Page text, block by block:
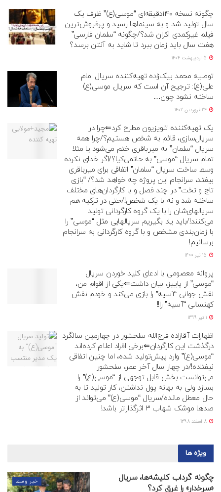
چگونه نسخه ۱۴۰دقیقه‌ای “موسی(ع)” ظرف یک
سال تولید شد و به سینماها رسید و پرفروش‌ترین
فیلم غیرکمدی اکران شد؟/چگونه “سلمان فارسی”
هفت سال باید زمان ببرد تا شاید به آنتن برسد؟
توصیه محمد بیک‌زاده تهیه‌کننده سریال امام
علی(ع): ترجیح آن است که سریال موسی(ع)
ساخته نشود چون…
یک تهیه‌کننده تلویزیون مطرح کرد⇐چرا در
سریال‌سازی، قائم به شخص هستیم؟/چرا همه
سریال “سلمان” به میرباقری ختم می‌شود یا مثلا
تمام سریال “موسی” به حاتمی‌کیا؟/اگر خدای نکرده
وسط ساخت سریال “سلمان” اتفاقی برای میرباقری
بیفتد، سرانجام این پروژه چه خواهد شد؟/ “بازی
تاج و تخت” در چند فصل و با کارگردان‌های مختلف
ساخته شد و نه با یک شخص!/حتی در ترکیه هم
سریالهای‌شان را با یک گروه کارگردانی تولید
می‌کنند!/باید یاد بگیریم سریالهایی مثل “موسی” را
با زمان‌بندی مشخص و با گروه کارگردانی به سرانجام
برسانیم!
پروانه معصومی با ادعای کلید خوردن سریال
“موسی” از پاییز، بیان داشت⇐یکی از اقوام من،
نقش جوانی “آسیه” را بازی می‌کند و خودم نقش
کهنسالی “آسیه” را!!
اظهارات آقازاده فرج‌الله سلحشور در چهارمین سالگرد
درگذشت این کارگردان⇐برخی افراد اعلام کرده‌اند
“موسی(ع)” وارد پیش‌تولید شده، اما چنین اتفاقی
نیفتاده!/در چهار سال آخر عمر، سلحشور
می‌توانست بخش قابل توجهی از “موسی(ع)” را
بسازد ولی به بهانه پول نداشتن، کار تولید تا به
حال معطل مانده/سریال “موسی(ع)” می‌تواند از
صد‌ها موشک شهاب ۳ اثرگذارتر باشد!
ویژه ها
خبر وسط
چگونه گرداب کلیشه‌ها، سریال
«سرخدار» را غرق کرد؟